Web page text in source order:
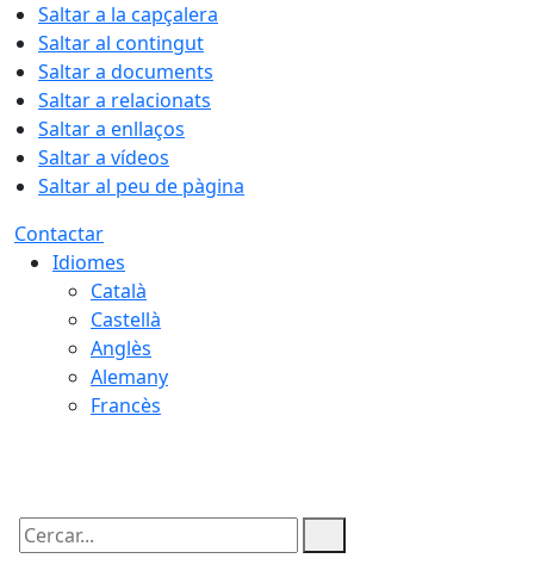
Saltar a la capçalera
Saltar al contingut
Saltar a documents
Saltar a relacionats
Saltar a enllaços
Saltar a vídeos
Saltar al peu de pàgina
Contactar
Idiomes
Català
Castellà
Anglès
Alemany
Francès
Cercar: